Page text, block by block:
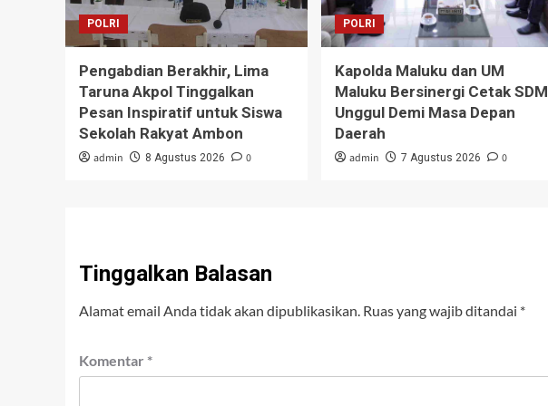
POLRI
Pengabdian Berakhir, Lima
Taruna Akpol Tinggalkan
Pesan Inspiratif untuk Siswa
Sekolah Rakyat Ambon
admin 8 Agustus 2026 0
POLRI
Kapolda Maluku dan UM
Maluku Bersinergi Cetak SDM
Unggul Demi Masa Depan
Daerah
admin 7 Agustus 2026 0
Tinggalkan Balasan
Alamat email Anda tidak akan dipublikasikan. Ruas yang wajib ditandai *
Komentar *